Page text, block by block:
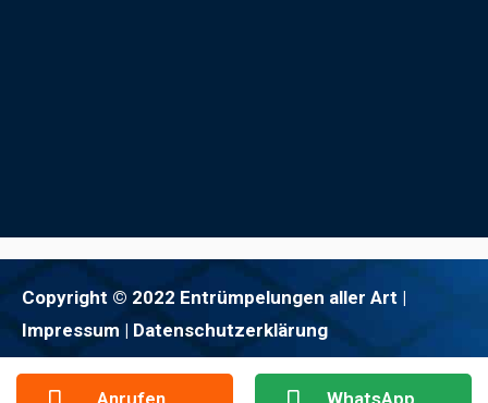
Copyright © 2022 Entrümpelungen aller Art |
Impressum | Datenschutzerklärung
Anrufen WhatsApp